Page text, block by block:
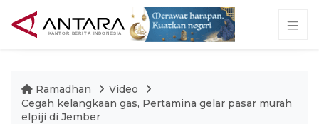
Ramadhan
Video
Cegah kelangkaan gas, Pertamina gelar pasar murah
elpiji di Jember